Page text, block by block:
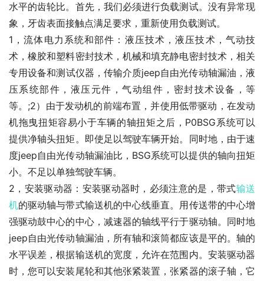
水平的齿轮比。首先，我们必须进行负载测试。没有异常现
象，牙齿表面接触点满足要求，重新使用负载测试。
1，流体电力系统和部件：液压技术，液压技术，气动技
术，橡胶和塑料密封技术，机械和填充静电密封技术，相关
专用设备和测试仪器，传输介质jeep自由光传动轴漏油，液
压系统部件，液压元件，气动组件，密封技术设备，等
等。;2）由于发动机的前端布置，并使用低带驱动，在发动
机拖曳扭矩容易小于车辆的轴扭矩之后，P0BSG系统可以
提供净轴头扭矩。即使足以驾驶车辆开始。同时地，由于速
度jeep自由光传动轴漏油比，BSG系统可以提供的轴向扭矩
小。不足以单独驾驶车辆。
2，安装驱动器：安装驱动器时，必须注意的是，带式输送
机的驱动轴与带式输送机的中心线垂直。用传送带的中心增
强驱动鼓中心的中心，减速器的轴线平行于驱动轴。同时地
jeep自由光传动轴漏油，所有轴和滚筒都应该是平的。轴的
水平误差，根据输送机的宽度，允许在范围内。安装驱动器
时，您可以安装尾轮和其他张紧装置，张紧器的滚子轴，它